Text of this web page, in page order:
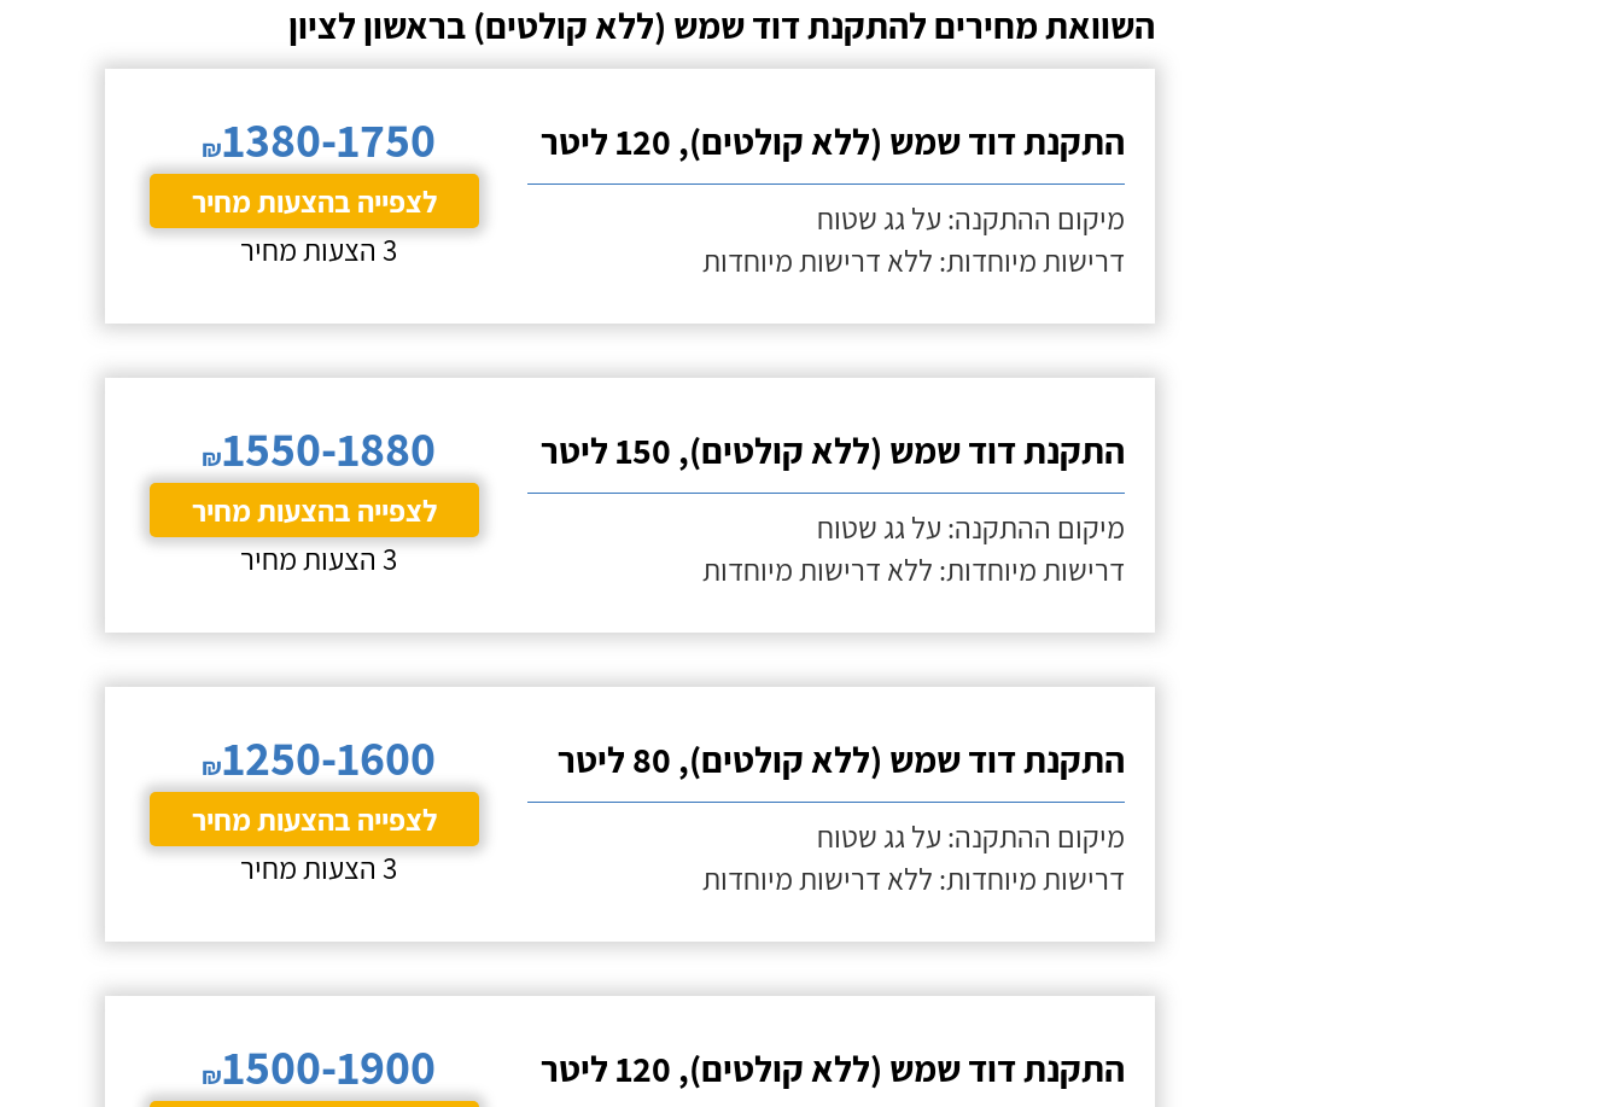
השוואת מחירים להתקנת דוד שמש (ללא קולטים) בראשון לציון
התקנת דוד שמש (ללא קולטים), 120 ליטר
מיקום ההתקנה: על גג שטוח
דרישות מיוחדות: ללא דרישות מיוחדות
₪1380-1750
לצפייה בהצעות מחיר
3 הצעות מחיר
התקנת דוד שמש (ללא קולטים), 150 ליטר
מיקום ההתקנה: על גג שטוח
דרישות מיוחדות: ללא דרישות מיוחדות
₪1550-1880
לצפייה בהצעות מחיר
3 הצעות מחיר
התקנת דוד שמש (ללא קולטים), 80 ליטר
מיקום ההתקנה: על גג שטוח
דרישות מיוחדות: ללא דרישות מיוחדות
₪1250-1600
לצפייה בהצעות מחיר
3 הצעות מחיר
התקנת דוד שמש (ללא קולטים), 120 ליטר ₪1500-1900